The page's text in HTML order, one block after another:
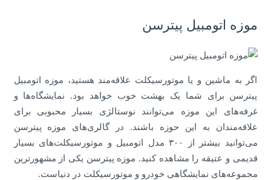
موزه اتومبیل پیترسن
اگر به ماشین و یا موتورسیکلت علاقه‌مند هستید، موزه اتومبیل
پیترسن برای شما یک بهشت خوب خواهد بود. نمایشگاه‌ها و
غرفه‌های این موزه می‌توانند نوستالژی بسیار محبوبی برای
علاقه‌مندان به این حوزه باشند. در گالری‌های موزه پیترسن
می‌توانید بیشتر از ۳۰۰ مدل اتومبیل و موتورسیکلت‌های بسیار
قدیمی و عتیقه را مشاهده کنید. موزه پیترسن یکی از مشهورترین
مجموعه‌های نمایشگاهی خودرو و موتورسیکلت در دنیاست.